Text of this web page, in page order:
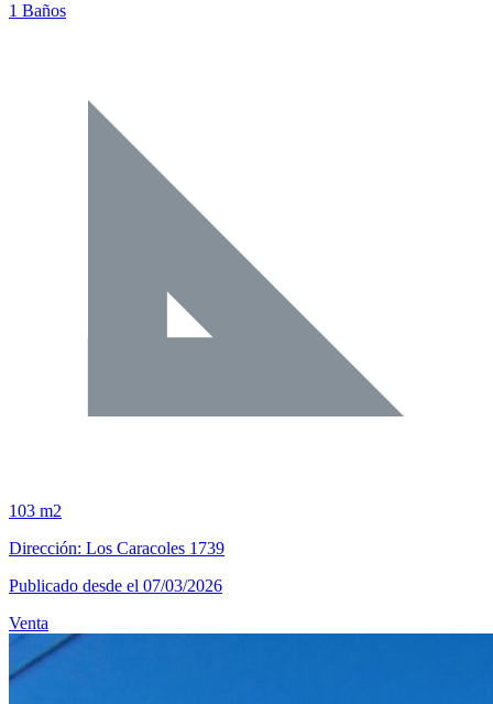
1 Baños
103 m2
Dirección: Los Caracoles 1739
Publicado desde el 07/03/2026
Venta